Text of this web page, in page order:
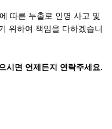
따른 누출로 인명 사고 및
위하여 책임을 다하겠습니
시면 언제든지 연락주세요.